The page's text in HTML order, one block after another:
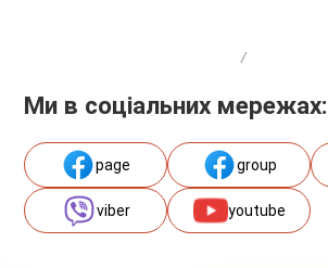
/
Ми в соціальних мережах:
page group
viber youtube